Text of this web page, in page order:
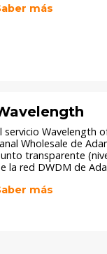
más
servicio Wavelength
Wholesale de
transparente
la red DWDM de
más